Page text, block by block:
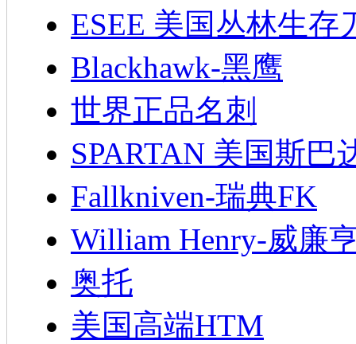
ESEE 美国丛林生存
Blackhawk-黑鹰
世界正品名刺
SPARTAN 美国斯巴
Fallkniven-瑞典FK
William Henry-威廉
奥托
美国高端HTM